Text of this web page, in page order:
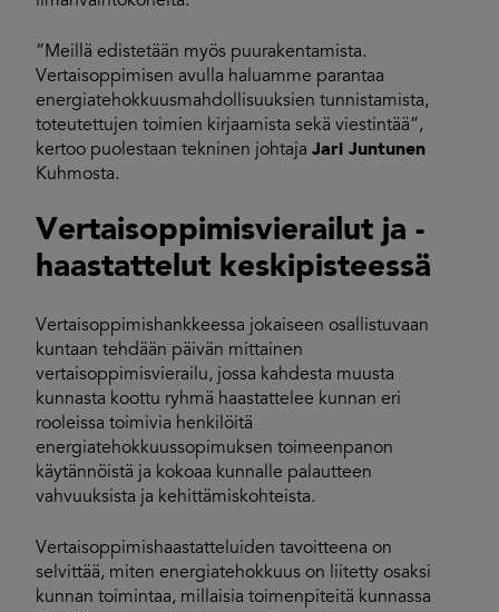
”Meillä edistetään myös puurakentamista.
Vertaisoppimisen avulla haluamme parantaa
energiatehokkuusmahdollisuuksien tunnistamista,
toteutettujen toimien kirjaamista sekä viestintää”,
kertoo puolestaan tekninen johtaja Jari Juntunen
Kuhmosta.
Vertaisoppimisvierailut ja -
haastattelut keskipisteessä
Vertaisoppimishankkeessa jokaiseen osallistuvaan
kuntaan tehdään päivän mittainen
vertaisoppimisvierailu, jossa kahdesta muusta
kunnasta koottu ryhmä haastattelee kunnan eri
rooleissa toimivia henkilöitä
energiatehokkuussopimuksen toimeenpanon
käytännöistä ja kokoaa kunnalle palautteen
vahvuuksista ja kehittämiskohteista.
Vertaisoppimishaastatteluiden tavoitteena on
selvittää, miten energiatehokkuus on liitetty osaksi
kunnan toimintaa, millaisia toimenpiteitä kunnassa